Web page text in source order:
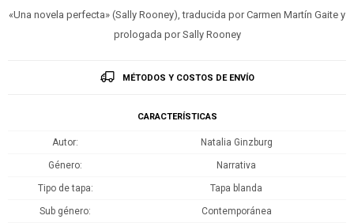
«Una novela perfecta» (Sally Rooney), traducida por Carmen Martín Gaite y
prologada por Sally Rooney
MÉTODOS Y COSTOS DE ENVÍO
CARACTERÍSTICAS
Autor Natalia Ginzburg
Género Narrativa
Tipo de tapa Tapa blanda
Sub género Contemporánea